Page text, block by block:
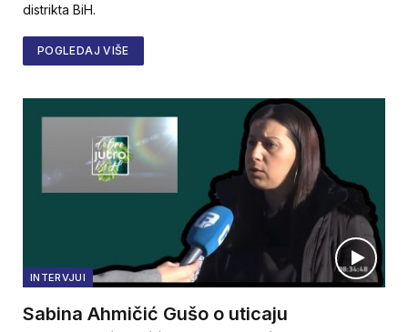
distrikta BiH.
POGLEDAJ VIŠE
INTERVJUI
Sabina Ahmičić Gušo o uticaju